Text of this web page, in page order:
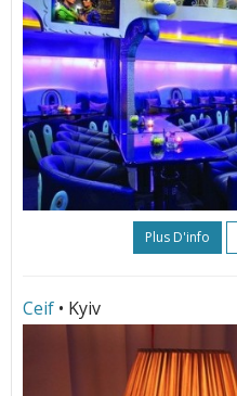
Plus D'info
Ceif • Kyiv